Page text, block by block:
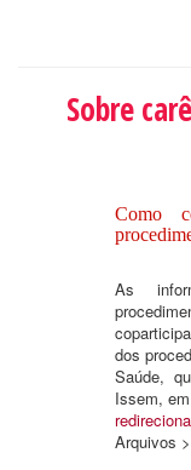
Sobre
Como
As
dos
Saúde,
Issem,
Arquivos